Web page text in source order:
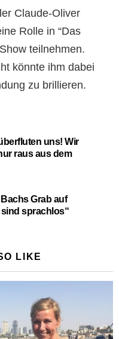
Claude-Oliver
Rolle in “Das
teilnehmen.
könnte ihm dabei
zu brillieren.
uns! Wir
raus aus dem
Grab auf
sprachlos“
LIKE